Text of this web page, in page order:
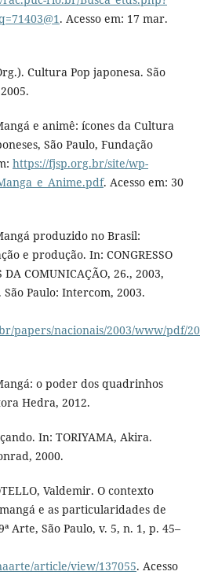
. Acesso em: 17 mar.
Cultura Pop japonesa. São
e animê: ícones da Cultura
São Paulo, Fundação
https://fjsp.org.br/site/wp-
. Acesso em: 30
produzido no Brasil:
e produção. In: CONGRESSO
DA COMUNICAÇÃO, 26., 2003,
Paulo: Intercom, 2003.
papers/nacionais/2003/www/pdf/
o poder dos quadrinhos
Hedra, 2012.
In: TORIYAMA, Akira.
2000.
Valdemir. O contexto
e as particularidades de
Arte, São Paulo, v. 5, n. 1, p. 45–
article/view/137055. Acesso